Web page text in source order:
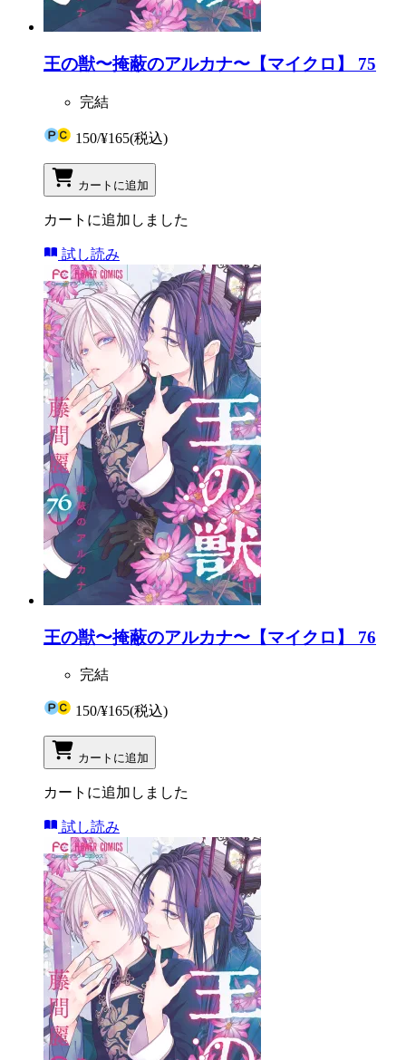
王の獣〜掩蔽のアルカナ〜【マイクロ】 75
完結
150/¥165(税込)
カートに追加
カートに追加しました
試し読み
王の獣〜掩蔽のアルカナ〜【マイクロ】 76
完結
150/¥165(税込)
カートに追加
カートに追加しました
試し読み